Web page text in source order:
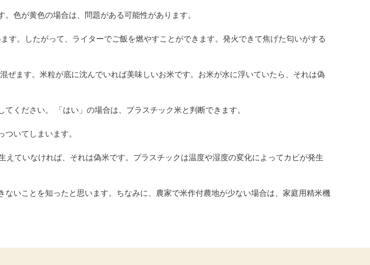
色が黄色の場合は、問題がある可能性があります。
す。したがって、ライターでご飯を燃やすことができます。発火できて焦げた匂いがする
ぜます。米粒が底に沈んでいれば美味しいお米です。お米が水に浮いていたら、それは偽
ください。 「はい」の場合は、プラスチック米と判断できます。
いてしまいます。
ていなければ、それは偽米です。プラスチックは温度や湿度の変化によってカビが発生
いことを知ったと思います。ちなみに、農家で米作付農地が少ない場合は、家庭用精米機